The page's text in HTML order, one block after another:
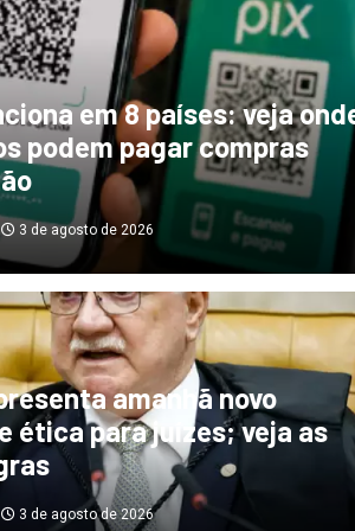
indica El
diminuindo
secas de
3 de agosto de 2026
em 8 países: veja
podem pagar compras
3 de agosto de 2026
amanhã novo
ética para juízes; veja as
3 de agosto de 2026